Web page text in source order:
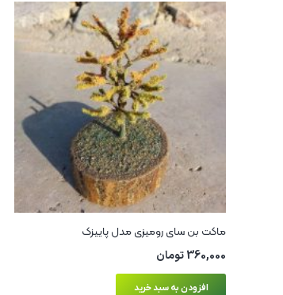
ماکت بن سای رومیزی مدل پاییزک
360,000تومان
افزودن به سبد خرید